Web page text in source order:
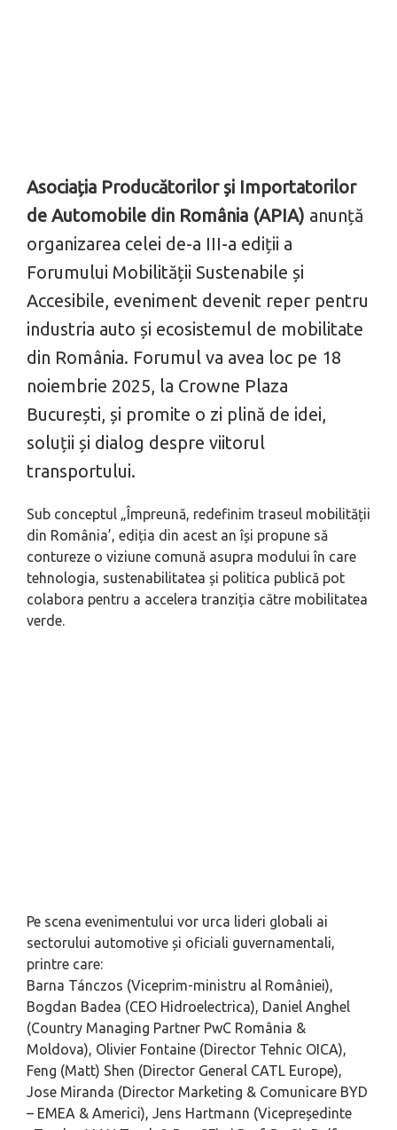
Asociația Producătorilor și Importatorilor
de Automobile din România (APIA) anunță
organizarea celei de-a III-a ediții a
Forumului Mobilității Sustenabile și
Accesibile, eveniment devenit reper pentru
industria auto și ecosistemul de mobilitate
din România. Forumul va avea loc pe 18
noiembrie 2025, la Crowne Plaza
București, și promite o zi plină de idei,
soluții și dialog despre viitorul
transportului.
Sub conceptul „Împreună, redefinim traseul mobilității
din România’, ediția din acest an își propune să
contureze o viziune comună asupra modului în care
tehnologia, sustenabilitatea și politica publică pot
colabora pentru a accelera tranziția către mobilitatea
verde.
Pe scena evenimentului vor urca lideri globali ai
sectorului automotive și oficiali guvernamentali,
printre care:
Barna Tánczos (Viceprim-ministru al României),
Bogdan Badea (CEO Hidroelectrica), Daniel Anghel
(Country Managing Partner PwC România &
Moldova), Olivier Fontaine (Director Tehnic OICA),
Feng (Matt) Shen (Director General CATL Europe),
Jose Miranda (Director Marketing & Comunicare BYD
– EMEA & Americi), Jens Hartmann (Vicepreședinte